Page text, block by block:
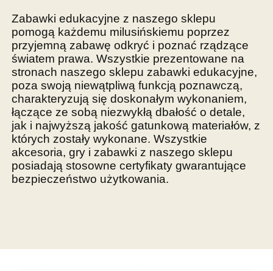
Zabawki edukacyjne z naszego sklepu
pomogą każdemu milusińskiemu poprzez
przyjemną zabawę odkryć i poznać rządzące
światem prawa. Wszystkie prezentowane na
stronach naszego sklepu zabawki edukacyjne,
poza swoją niewątpliwą funkcją poznawczą,
charakteryzują się doskonałym wykonaniem,
łączące ze sobą niezwykłą dbałość o detale,
jak i najwyższą jakość gatunkową materiałów, z
których zostały wykonane. Wszystkie
akcesoria, gry i zabawki z naszego sklepu
posiadają stosowne certyfikaty gwarantujące
bezpieczeństwo użytkowania.